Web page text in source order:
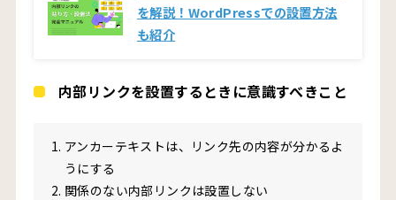
を解説！WordPressでの設置方法
も紹介
内部リンクを設置するときに意識すべきこと
アンカーテキストは、リンク先の内容が分かるよ
うにする
関係のない内部リンクは設置しない